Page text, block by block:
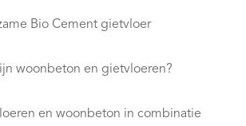
Bio Cement gietvloer
woonbeton en gietvloeren?
en woonbeton in combinatie